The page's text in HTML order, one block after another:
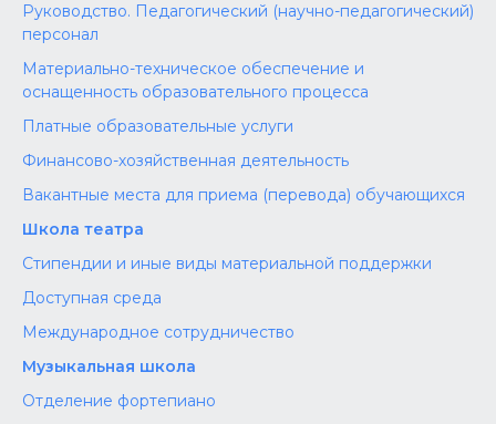
Руководство. Педагогический (научно-педагогический)
персонал
Материально-техническое обеспечение и
оснащенность образовательного процесса
Платные образовательные услуги
Финансово-хозяйственная деятельность
Вакантные места для приема (перевода) обучающихся
Школа театра
Стипендии и иные виды материальной поддержки
Доступная среда
Международное сотрудничество
Музыкальная школа
Отделение фортепиано